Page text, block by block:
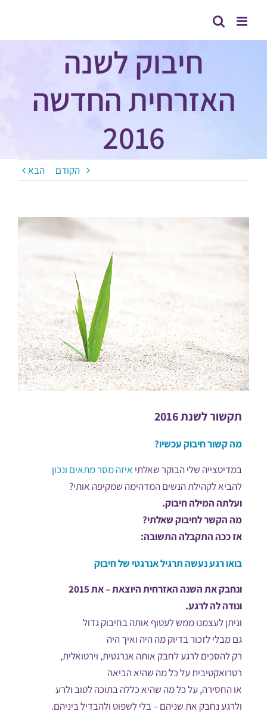
חיבוק לשנה
האזרחית החדשה
2016
הקודם הבא
תקשור לשנת 2016
מה קשור חיבוק עכשיו?
במדיטצייה שלי הבוקר שאלתי איזה מסר מתאים ונכון
להביא לקהילת הנשים המדהימה שמקיפה אותי?
ועלתה המילה חיבוק.
מה הקשר לחיבוק שאלתי?
אז ככה התקבלה התשובה:
בואו רגע נעשה תרגיל אנרגטי של חיבוק
ונחבק את השנה האזרחית היוצאת – את 2015
ונודה לה לרגע.
וניתן לעצמנו ממש לעטוף אותה בחיבוק גדול
גם מבלי לזכור בדיוק מה היה ואיך היה
רק להסכים לרגע לחבק אותה אנרגטית, וירטואלית,
רטרואקטיבית על כל מה שהיא הביאה
או החסירה, על כל מה שהיא כללה בתוכה לטוב ולרע
ולרגע נחבק את שניהם – בלי לשפוט ולהבדיל ביניהם.